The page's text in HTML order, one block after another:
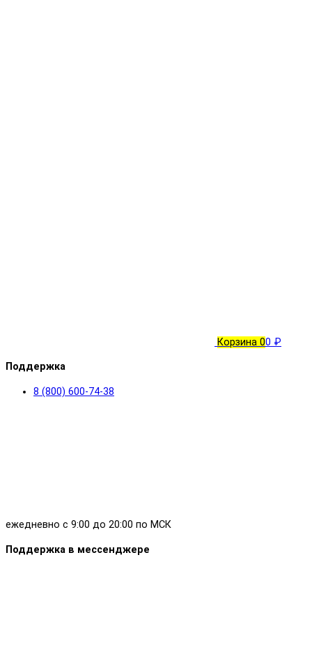
Корзина 00 ₽
Поддержка
8 (800) 600-74-38
ежедневно с 9:00 до 20:00 по МСК
Поддержка в мессенджере